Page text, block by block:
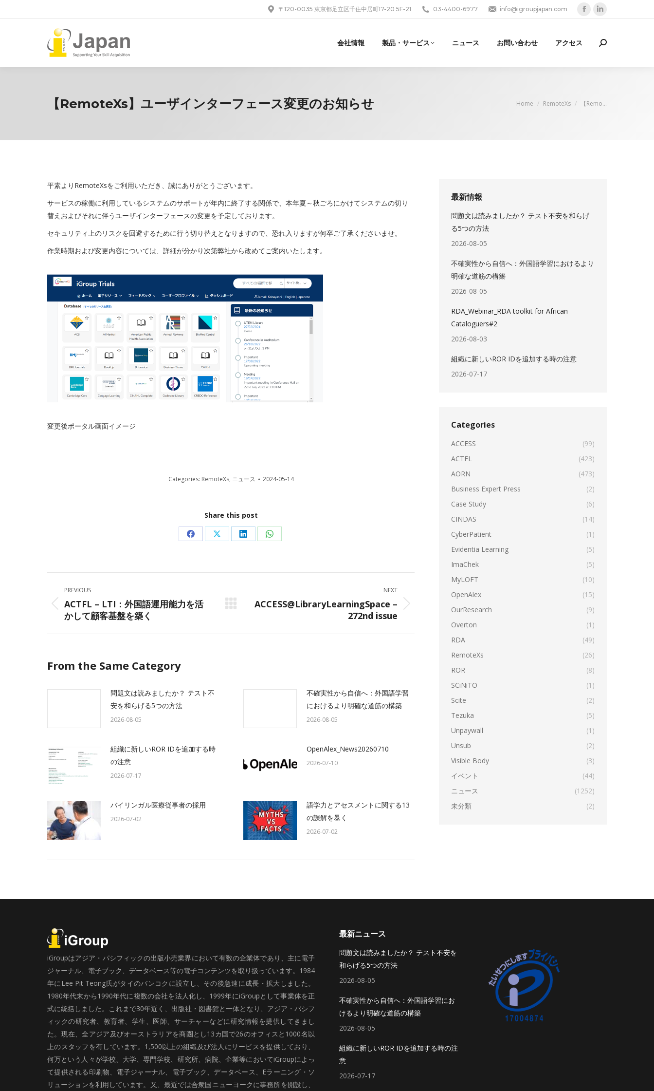
〒120-0035 東京都足立区千住中居町17-20 5F-21 03-4400-6977 info@igroupjapan.com
opensopens
会社情報 製品・サービス ニュース お問い合わせ アクセス Search:
【RemoteXs】ユーザインターフェース変更のお知らせ You are here:
Home RemoteXs 【Remo…
平素よりRemoteXsをご利用いただき、誠にありがとうございます。
サービスの稼働に利用しているシステムのサポートが年内に終了する関係で、本年夏～秋ごろにかけてシステムの切り
替えおよびそれに伴うユーザインターフェースの変更を予定しております。
セキュリティ上のリスクを回避するために行う切り替えとなりますので、恐れ入りますが何卒ご了承くださいませ。
作業時期および変更内容については、詳細が分かり次第弊社から改めてご案内いたします。
変更後ポータル画面イメージ
Categories: RemoteXs, ニュース 2024-05-14
Share this post
Share
Facebook
Share
X
Share
LinkedIn
Share
WhatsApp
navigation
PREVIOUS
Previous
post:
ACTFL – LTI：外国語運用能力を活
かして顧客基盤を築く
NEXT
Next
ACCESS@LibraryLearningSpace –
272nd issue
From the Same Category
問題文は読みましたか？ テスト不
安を和らげる5つの方法
2026-08-05
不確実性から自信へ：外国語学習
におけるより明確な道筋の構築
2026-08-05
組織に新しいROR IDを追加する時
の注意
2026-07-17
OpenAlex_News20260710
2026-07-10
バイリンガル医療従事者の採用
2026-07-02
語学力とアセスメントに関する13
の誤解を暴く
2026-07-02
最新情報
問題文は読みましたか？ テスト不安を和らげ
る5つの方法
2026-08-05
不確実性から自信へ：外国語学習におけるより
明確な道筋の構築
2026-08-05
RDA_Webinar_RDA toolkit for African
Cataloguers#2
2026-08-03
組織に新しいROR IDを追加する時の注意
2026-07-17
Categories
ACCESS
(99)
ACTFL
(423)
AORN
(473)
Business Expert Press
(2)
Case Study
(6)
CINDAS
(14)
CyberPatient
(1)
Evidentia Learning
(5)
ImaChek
(5)
MyLOFT
(10)
OpenAlex
(15)
OurResearch
(9)
Overton
(1)
RDA
(49)
RemoteXs
(26)
ROR
(8)
SCiNiTO
(1)
Scite
(2)
Tezuka
(5)
Unpaywall
(1)
Unsub
(2)
Visible Body
(3)
イベント
(44)
ニュース
(1252)
未分類
(2)
iGroupはアジア・パシフィックの出版小売業界において有数の企業体であり、主に電子
ジャーナル、電子ブック、データベース等の電子コンテンツを取り扱っています。1984
年にLee Pit Teong氏がタイのバンコクに設立し、その後急速に成長・拡大しました。
1980年代末から1990年代に複数の会社を法人化し、1999年にiGroupとして事業体を正
式に統括しました。これまで30年近く、出版社・図書館と一体となり、アジア・パシフ
ィックの研究者、教育者、学生、医師、サーチャーなどに研究情報を提供してきまし
た。現在、全アジア及びオーストラリアを商圏とし13カ国で26のオフィスと1000名以
上のスタッフを有しています。1,500以上の組織及び法人にサービスを提供しており、
何万という人々が学校、大学、専門学校、研究所、病院、企業等においてiGroupによっ
て提供される印刷物、電子ジャーナル、電子ブック、データベース、Eラーニング・ソ
リューションを利用しています。又、最近では合衆国ニューヨークに事務所を開設し、
最新ニュース
問題文は読みましたか？ テスト不安を
和らげる5つの方法
2026-08-05
不確実性から自信へ：外国語学習にお
けるより明確な道筋の構築
2026-08-05
組織に新しいROR IDを追加する時の注
意
2026-07-17